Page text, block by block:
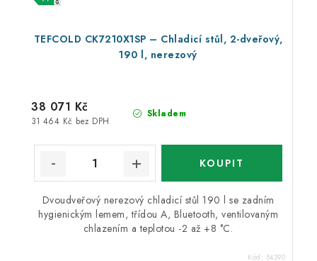
TEFCOLD CK7210X1SP – Chladicí stůl, 2-dveřový,
190 l, nerezový
Skladem
31 464 Kč bez DPH
38 071 Kč
Dvoudveřový nerezový chladicí stůl 190 l se zadním
hygienickým lemem, třídou A, Bluetooth, ventilovaným
chlazením a teplotou -2 až +8 °C.
Kód: 54290